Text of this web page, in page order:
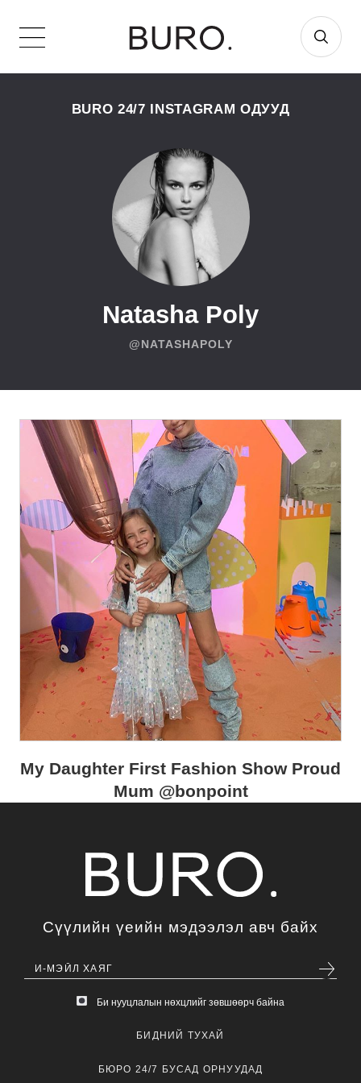
BURO 24/7 INSTAGRAM ОДУУД
Natasha Poly
@NATASHAPOLY
My Daughter First Fashion Show Proud
Mum @bonpoint
Сүүлийн үеийн мэдээлэл авч байх
Би нууцлалын нөхцлийг зөвшөөрч байна
БИДНИЙ ТУХАЙ
БЮРО 24/7 БУСАД ОРНУУДАД